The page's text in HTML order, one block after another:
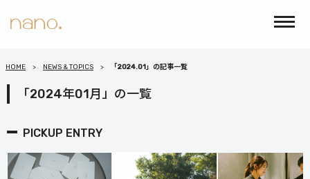
HOME NEWS & TOPICS 「2024.01」の記事一覧
「2024年01月」の一覧
PICKUP ENTRY